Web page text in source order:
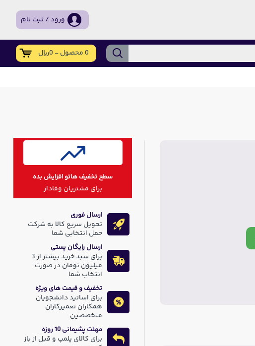
ورود / ثبت نام
0 محصول - 0ریال
سطح تخفیف هاتو افزایش بده
برای مشتریان وفادار
ارسال فوری
تحویل سریع کالا به شرکت
حمل انتخابی شما
ارسال رایگان پستی
برای سبد خرید بیشتر از 3
میلیون تومان در صورت
انتخاب شما
تخفیف و قیمت های ویژه
برای اساتید دانشجویان
همکاران تعمیرکاران
متخصصین
مهلت پشیمانی 10 روزه
برای کالای پلمپ و قبل از باز